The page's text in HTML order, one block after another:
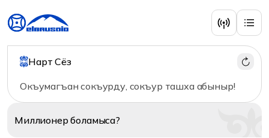
Нарт Сёз
Окъумагъан сокъурду, сокъур ташха абыныр!
Миллионерболамыса?